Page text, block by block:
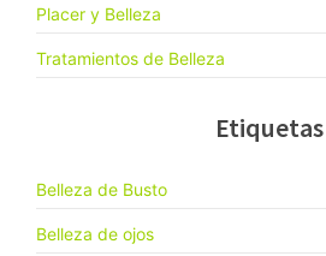
Placer y Belleza
Tratamientos de Belleza
Etiquetas
Belleza de Busto
Belleza de ojos